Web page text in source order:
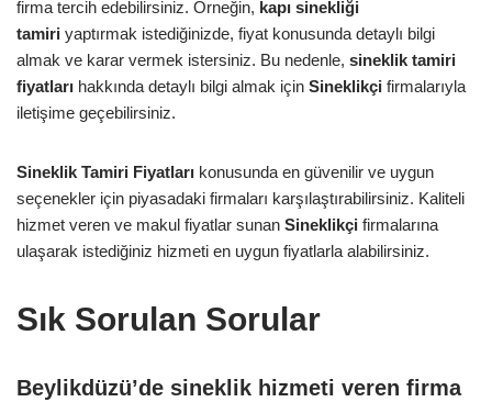
firma tercih edebilirsiniz. Örneğin, kapı sinekliği
tamiri yaptırmak istediğinizde, fiyat konusunda detaylı bilgi
almak ve karar vermek istersiniz. Bu nedenle, sineklik tamiri
fiyatları hakkında detaylı bilgi almak için Sineklikçi firmalarıyla
iletişime geçebilirsiniz.
Sineklik Tamiri Fiyatları konusunda en güvenilir ve uygun
seçenekler için piyasadaki firmaları karşılaştırabilirsiniz. Kaliteli
hizmet veren ve makul fiyatlar sunan Sineklikçi firmalarına
ulaşarak istediğiniz hizmeti en uygun fiyatlarla alabilirsiniz.
Sık Sorulan Sorular
Beylikdüzü’de sineklik hizmeti veren firma